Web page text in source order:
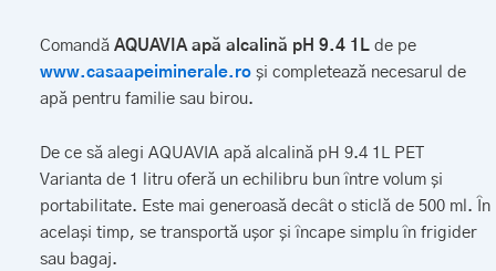
Comandă AQUAVIA apă alcalină pH 9.4 1Lde pe
www.casaapeiminerale.roși completează necesarul de
apă pentru familie sau birou.
De ce să alegi AQUAVIA apă alcalină pH 9.4 1L PET
Varianta de 1 litru oferă un echilibru bun între volum și
portabilitate. Este mai generoasă decât o sticlă de 500 ml. În
același timp, se transportă ușor și încape simplu în frigider
sau bagaj.